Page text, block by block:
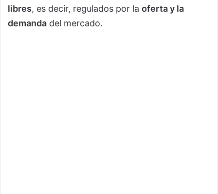
libres, es decir, regulados por la oferta y la
demanda del mercado.